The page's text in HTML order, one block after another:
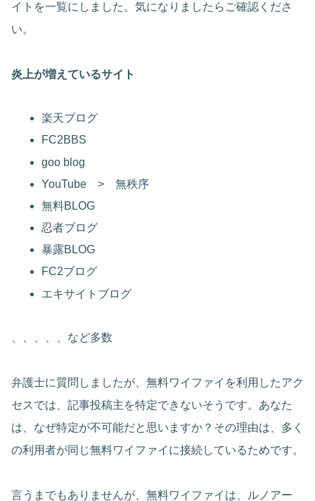
イトを一覧にしました。気になりましたらご確認くださ
い。
炎上が増えているサイト
楽天ブログ
FC2BBS
goo blog
YouTube > 無秩序
無料BLOG
忍者ブログ
暴露BLOG
FC2ブログ
エキサイトブログ
、、、、、など多数
弁護士に質問しましたが、無料ワイファイを利用したアク
セスでは、記事投稿主を特定できないそうです。あなた
は、なぜ特定が不可能だと思いますか？その理由は、多く
の利用者が同じ無料ワイファイに接続しているためです。
言うまでもありませんが、無料ワイファイは、ルノアー